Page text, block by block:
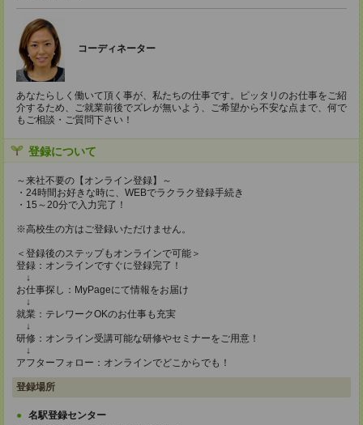
コーディネーター
あなたらしく働いて頂く事が、私たちの仕事です。ピッタリのお仕事をご紹
介するため、ご就業前後でズレが無いよう、ご希望から不安な点まで、何で
もご相談・ご質問下さい！
登録について
～来社不要の【オンライン登録】～
・24時間お好きな時に、WEBでラクラク登録手続き
・15～20分で入力完了！
※高校生の方はご登録いただけません。
＜登録後のステップもオンラインで可能＞
登録：オンラインですぐに登録完了！
↓
お仕事探し：MyPageにて情報をお届け
↓
就業：テレワークOKのお仕事も充実
↓
研修：オンライン受講可能な研修やセミナーをご用意！
↓
アフターフォロー：オンラインでどこからでも！
登録場所
名駅登録センター